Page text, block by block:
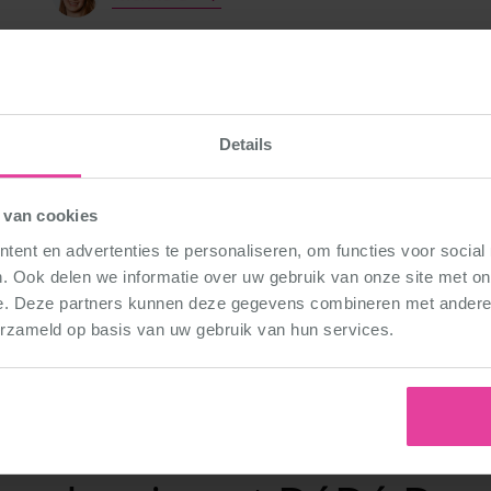
Details
cookies
en advertenties te personaliseren, om functies voor social
Ook delen we informatie over uw gebruik van onze site met
Deze partners kunnen deze gegevens combineren met
op basis van uw gebruik van hun services.
Eindhoven
Meerbos 4
5658 LA Eindhoven